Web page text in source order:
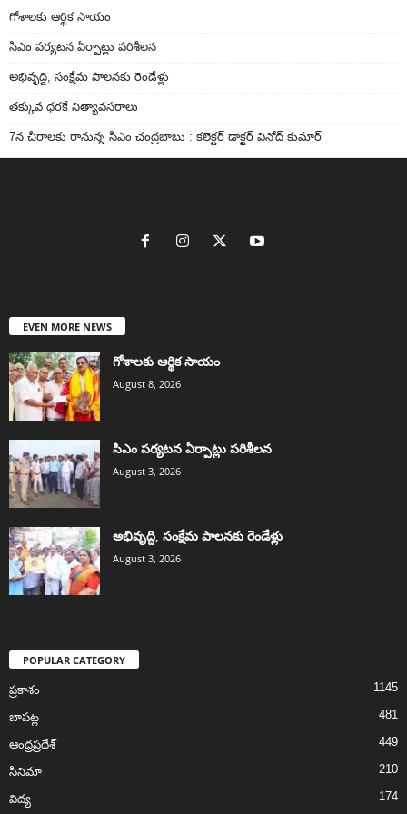
గోశాలకు ఆర్థిక సాయం
సిఎం పర్యటన ఏర్పాట్లు పరిశీలన
అభివృద్ది, సంక్షేమ పాలనకు రెండేళ్లు
తక్కువ ధరకే నిత్యావసరాలు
7న చీరాలకు రానున్న సిఎం చంద్రబాబు : కలెక్టర్ డాక్టర్ వినోద్ కుమార్
EVEN MORE NEWS
గోశాలకు ఆర్థిక సాయం
August 8, 2026
సిఎం పర్యటన ఏర్పాట్లు పరిశీలన
August 3, 2026
అభివృద్ది, సంక్షేమ పాలనకు రెండేళ్లు
August 3, 2026
POPULAR CATEGORY
ప్రకాశం 1145
బాపట్ల 481
ఆంధ్రప్రదేశ్ 449
సినిమా 210
విద్య 174